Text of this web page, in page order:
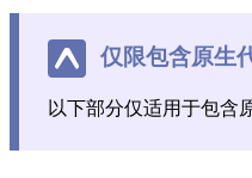
仅限包含原生
以下部分仅适用于包含